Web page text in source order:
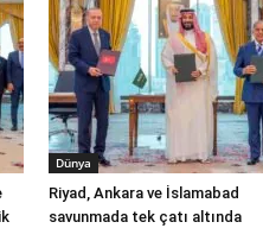
Dünya
Riyad, Ankara ve İslamabad
savunmada tek çatı altında